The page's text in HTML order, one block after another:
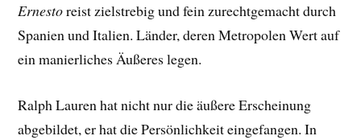
Ernestoreist zielstrebig und fein zurechtgemacht durch
Spanien und Italien. Länder, deren Metropolen Wert auf
ein manierliches Äußeres legen.
Ralph Lauren hat nicht nur die äußere Erscheinung
abgebildet, er hat die Persönlichkeit eingefangen. In